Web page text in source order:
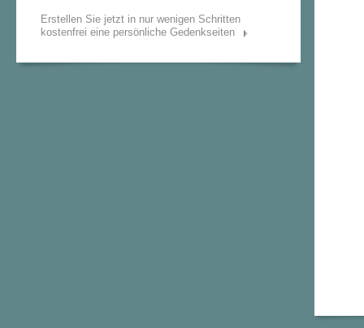
Erstellen Sie jetzt in nur wenigen Schritten
kostenfrei eine persönliche Gedenkseiten